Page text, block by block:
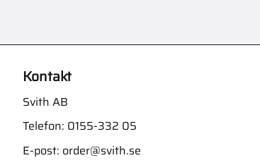
Kontakt
Svith AB
Telefon: 0155-332 05
E-post: order@svith.se